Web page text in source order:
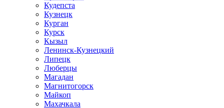
Кудепста
Кузнецк
Курган
Курск
Кызыл
Ленинск-Кузнецкий
Липецк
Люберцы
Магадан
Магнитогорск
Майкоп
Махачкала